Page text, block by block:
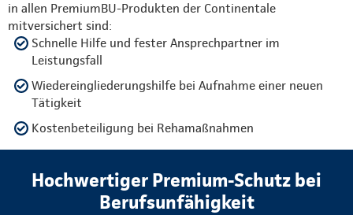
in allen PremiumBU-Produkten der Continentale
mitversichert sind:
Schnelle Hilfe und fester Ansprechpartner im
Leistungsfall
Wiedereingliederungshilfe bei Aufnahme einer neuen
Tätigkeit
Kostenbeteiligung bei Rehamaßnahmen
Hochwertiger Premium-Schutz bei
Berufsunfähigkeit